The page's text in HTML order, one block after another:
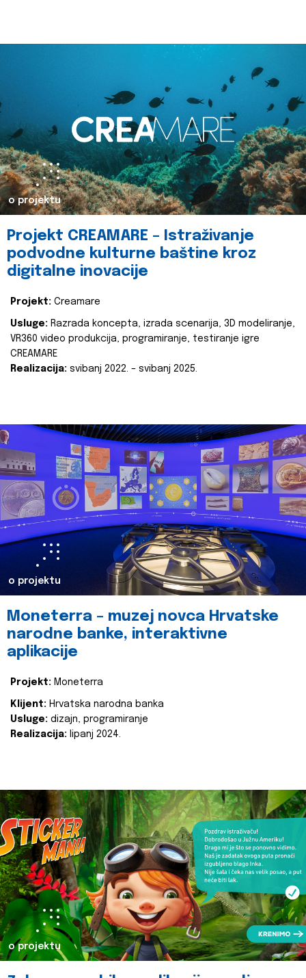
o projektu
Projekt CREAMARE – Istraživanje
podvodne kulturne baštine kroz
digitalne inovacije
Projekt: Creamare
Usluge: Razrada koncepta, izrada scenarija, 3D modeliranje,
VR360 video produkcija, programiranje, testiranje igre
CREAMARE
Realizacija: svibanj 2022. – svibanj 2025.
o projektu
Moneterra – muzej novca Hrvatske
narodne banke, interaktivne
aplikacije
Projekt: Moneterra
Klijent: Hrvatska narodna banka
Usluge: dizajn, programiranje
Realizacija: lipanj 2024.
o projektu